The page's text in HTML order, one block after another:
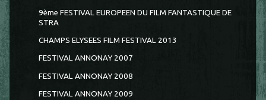
9ème FESTIVAL EUROPEEN DU FILM FANTASTIQUE DE
STRA
CHAMPS ELYSEES FILM FESTIVAL 2013
FESTIVAL ANNONAY 2007
FESTIVAL ANNONAY 2008
FESTIVAL ANNONAY 2009